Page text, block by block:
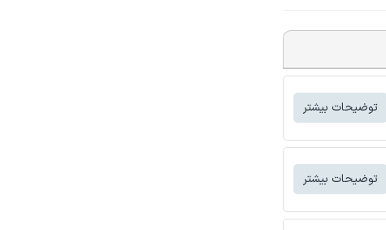
توضیحات بیشتر
توضیحات بیشتر